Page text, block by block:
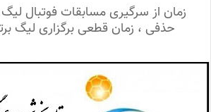
زمان از سرگیری مسابقات فوتبال لیگ
حذفی ، زمان قطعی برگزاری لیگ